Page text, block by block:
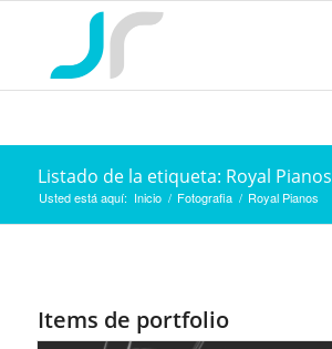
Listado de la etiqueta: Royal Pianos
Usted está aquí: Inicio / Fotografia / Royal Pianos
Items de portfolio